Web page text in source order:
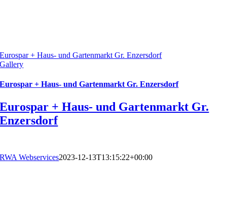
Eurospar + Haus- und Gartenmarkt Gr. Enzersdorf
Gallery
Eurospar + Haus- und Gartenmarkt Gr. Enzersdorf
Eurospar + Haus- und Gartenmarkt Gr.
Enzersdorf
RWA Webservices2023-12-13T13:15:22+00:00